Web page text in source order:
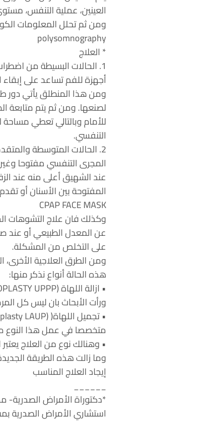
العينين، عملية التنفس،
ومن ثم تحلل المعلومات
polysomnography
* العلاج
1. الحالات البسيطة من
أجهزة للفم تساعد على إبقاء
ومن هذا المنطلق يأتي دور
لصنعها. ومن ثم يتم متابعة
التنفسي.
عند الشهيق أعلى منه عند
المفتوحة بين الأسنان أو
CPAP FACE MASK
وكذلك فان علاج التشوهات
عن المعدل الطبيعي أو عند
على التخلص من المشكلة.
ومن الطرق العلاجية الأخرى،
هذه الحالة أنواع نذكر منها:
ورأت الأبحاث بان ليس كل
متخصصا في عمل هذا النوع
• وهنالك نوع من العلاج
وما زالت هذه الطريقة
إيجاد العلاج المناسب
______
*دكتوراة الأمراض الصدرية-
استشاري الأمراض الصدرية